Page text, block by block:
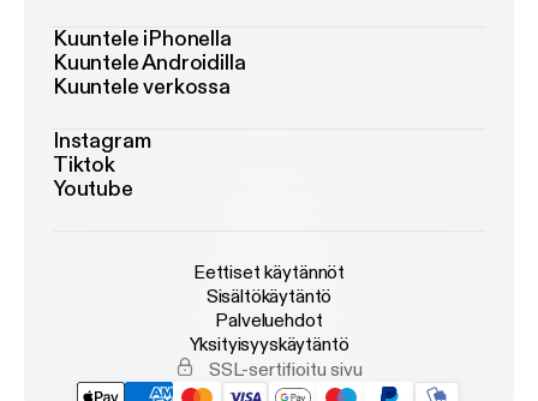
Kuuntele iPhonella
Kuuntele Androidilla
Kuuntele verkossa
Instagram
Tiktok
Youtube
Eettiset käytännöt
Sisältökäytäntö
Palveluehdot
Yksityisyyskäytäntö
SSL-sertifioitu sivu